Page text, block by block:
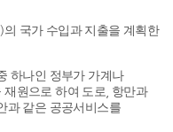
국가 수입과 지출을 계획한
하나인 정부가 가계나
원으로 하여 도로, 항만과
과 같은 공공서비스를